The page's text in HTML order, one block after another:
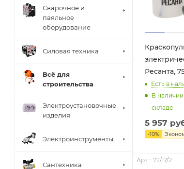
Ресанта,
Есть в
В
складе
5 957
-10%
Арт. : 72/17/2
Сварочное и
паяльное
оборудование
Силовая техника
Всё для
строительства
Электроустановочные
изделия
Электроинструменты
Сантехника